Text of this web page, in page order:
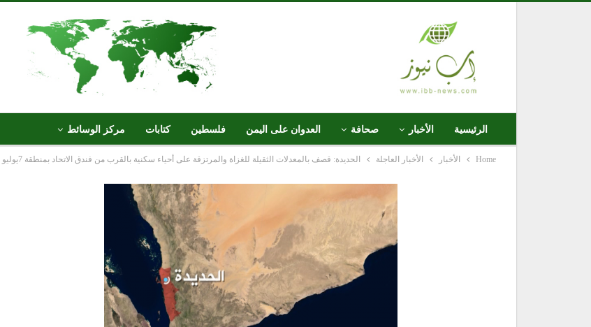
الرئيسية الأخبار صحافة العدوان على اليمن فلسطين كتابات مركز الوسائط
Home الأخبار الأخبار العاجلة الحديدة: قصف بالمعدلات الثقيلة للغزاة والمرتزقة على أحياء سكنية بالقرب من فندق الاتحاد بمنطقة 7يوليو